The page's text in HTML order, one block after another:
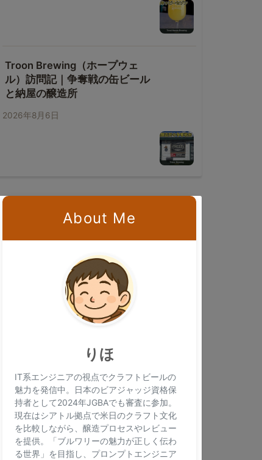
Troon Brewing（ホープウェ
ル）訪問記｜争奪戦の缶ビール
と納屋の醸造所
2026年8月6日
About Me
りほ
IT系エンジニアの視点でクラフトビールの
魅力を発信中。日本のビアジャッジ資格保
持者として2024年JGBAでも審査に参加。
現在はシアトル拠点で米日のクラフト文化
を比較しながら、醸造プロセスやレビュー
を提供。「ブルワリーの魅力が正しく伝わ
る世界」を目指し、プロンプトエンジニア